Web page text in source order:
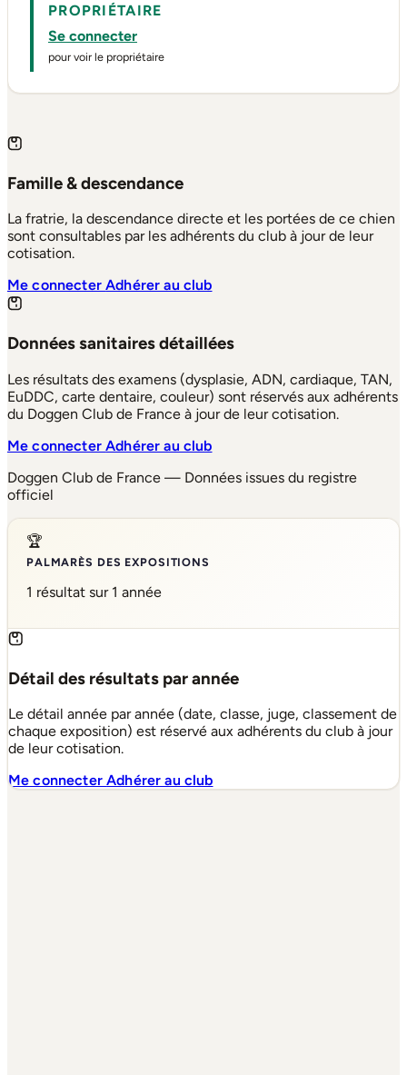
PROPRIÉTAIRE
Se connecter
pour voir le propriétaire
Famille & descendance
La fratrie, la descendance directe et les portées de ce chien
sont consultables par les adhérents du club à jour de leur
cotisation.
Me connecterAdhérer au club
Données sanitaires détaillées
Les résultats des examens (dysplasie, ADN, cardiaque, TAN,
EuDDC, carte dentaire, couleur) sont réservés aux adhérents
du Doggen Club de France à jour de leur cotisation.
Me connecterAdhérer au club
Doggen Club de France — Données issues du registre
officiel
🏆
PALMARÈS DES EXPOSITIONS
1 résultat sur 1 année
Détail des résultats par année
Le détail année par année (date, classe, juge, classement de
chaque exposition) est réservé aux adhérents du club à jour
de leur cotisation.
Me connecterAdhérer au club